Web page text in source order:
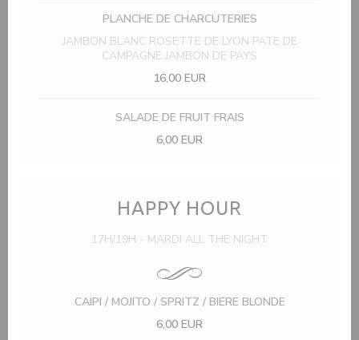
PLANCHE DE CHARCUTERIES
JAMBON BLANC ROSETTE DE LYON PATE DE
CAMPAGNE JAMBON DE PAYS
16,00 EUR
SALADE DE FRUIT FRAIS
6,00 EUR
HAPPY HOUR
17H/19H - MARDI ALL THE NIGHT
CAIPI / MOJITO / SPRITZ / BIERE BLONDE
6,00 EUR